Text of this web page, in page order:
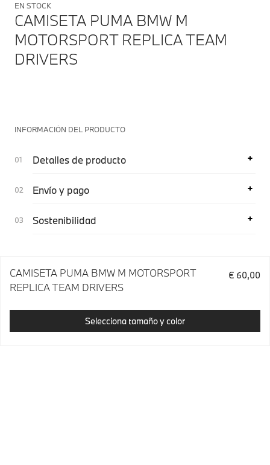
EN STOCK
CAMISETA PUMA BMW M
MOTORSPORT REPLICA TEAM
DRIVERS
INFORMACIÓN DEL PRODUCTO
Detalles de producto
Envío y pago
Sostenibilidad
CAMISETA PUMA BMW M MOTORSPORT
REPLICA TEAM DRIVERS
€ 60,00
Selecciona tamaño y color